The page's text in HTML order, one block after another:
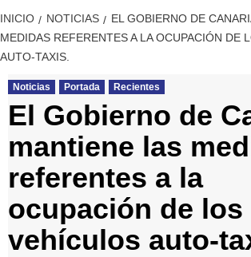
INICIO NOTICIAS
EL GOBIERNO DE
MEDIDAS REFERENTES A LA OCUPACIÓN DE
AUTO-TAXIS.
Noticias Portada Recientes
El Gobierno de
mantiene las
referentes a la
ocupación de los
vehículos auto-